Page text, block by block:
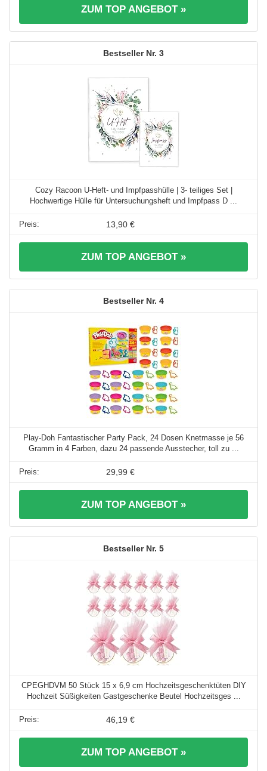
ZUM TOP ANGEBOT »
3
Cozy Racoon U-Heft- und Impfpasshülle | 3- teiliges Set |
Hochwertige Hülle für Untersuchungsheft und Impfpass D ...
13,90 €
ZUM TOP ANGEBOT »
4
Play-Doh Fantastischer Party Pack, 24 Dosen Knetmasse je 56
Gramm in 4 Farben, dazu 24 passende Ausstecher, toll zu ...
29,99 €
ZUM TOP ANGEBOT »
5
CPEGHDVM 50 Stück 15 x 6,9 cm Hochzeitsgeschenktüten DIY
Hochzeit Süßigkeiten Gastgeschenke Beutel Hochzeitsges ...
46,19 €
ZUM TOP ANGEBOT »